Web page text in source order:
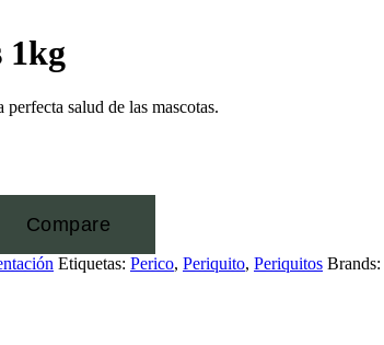
1kg
salud de las mascotas.
Compare
Etiquetas: Perico, Periquito, Periquitos Brands: